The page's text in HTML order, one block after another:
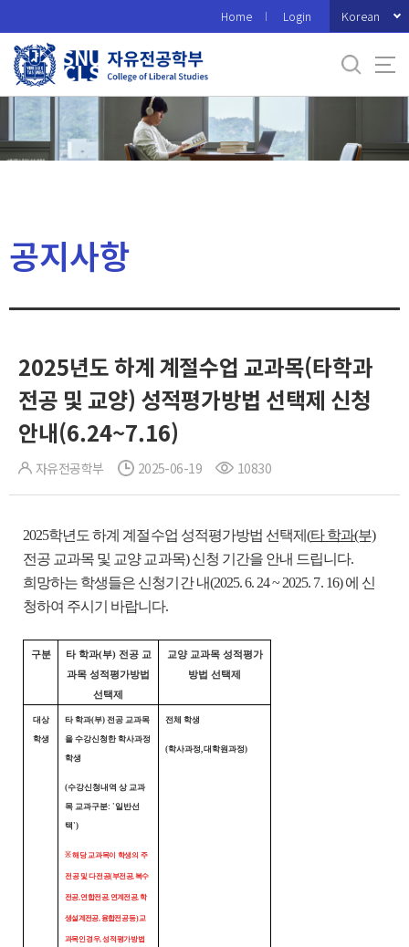
로
메
Home Login Korean
공지사항
2025년도 하계 계절수업 교과목(타학과
전공 및 교양) 성적평가방법 선택제 신청
안내(6.24~7.16)
자유전공학부 2025-06-19 10830
2025학년도 하계 계절수업 성적평가방법 선택제(타 학과(부)
전공 교과목 및 교양 교과목) 신청 기간을 안내 드립니다.
희망하는 학생들은 신청기간 내(2025. 6. 24 ~ 2025. 7. 16) 에 신
청하여 주시기 바랍니다.
구분
타 학과(부) 전공 교
과목 성적평가방법
선택제
교양 교과목 성적평가
방법 선택제
대상
학생
타 학과(부) 전공 교과목
을 수강신청한 학사과정
학생
(수강신청내역 상 교과
목 교과구분: '일반선
택')
※ 해당 교과목이 학생의 주
전공 및 다전공(부전공, 복수
전공, 연합전공, 연계전공, 학
생설계전공, 융합전공 등) 교
과목인 경우, 성적평가방법
전체 학생
(학사과정, 대학원과정)